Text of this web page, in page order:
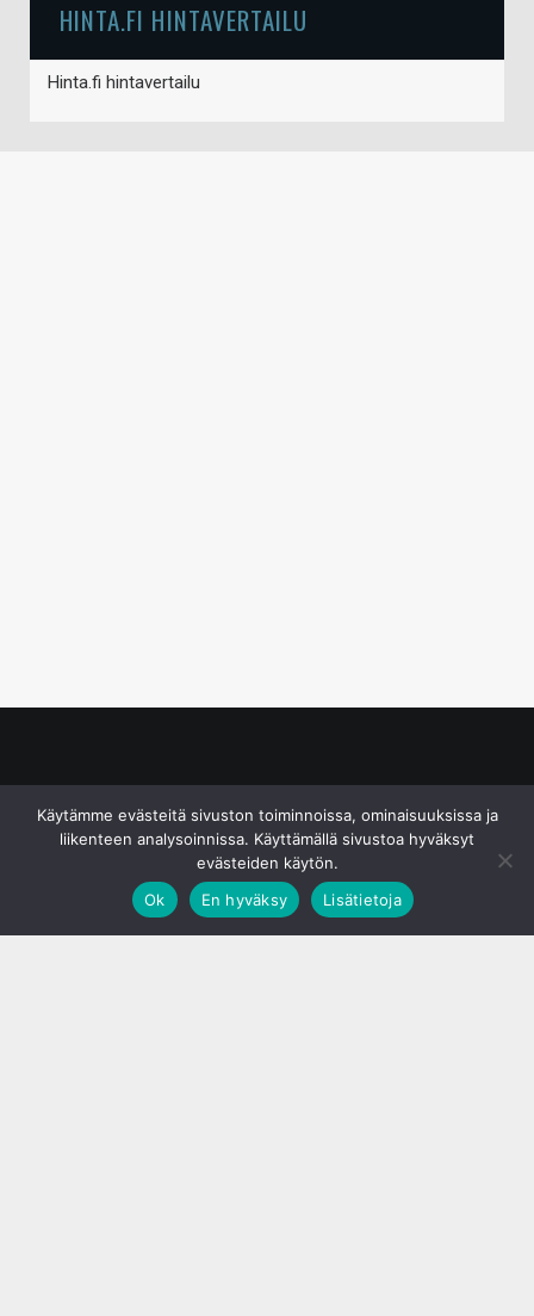
HINTA.FI HINTAVERTAILU
Hinta.fi hintavertailu
Käytämme evästeitä sivuston toiminnoissa, ominaisuuksissa ja
liikenteen analysoinnissa. Käyttämällä sivustoa hyväksyt
evästeiden käytön.
Ok
En hyväksy Lisätietoja